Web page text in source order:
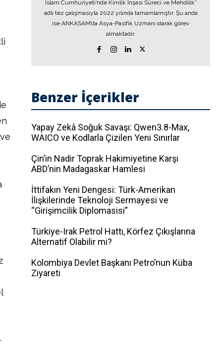
İslam Cumhuriyeti’nde Kimlik İnşası Süreci ve Mehdilik”
adlı tez çalışmasıyla 2022 yılında tamamlamıştır. Şu anda
ise ANKASAM’da Asya-Pasifik Uzmanı olarak görev
almaktadır.
Benzer İçerikler
Yapay Zekâ Soğuk Savaşı: Qwen3.8-Max,
WAICO ve Kodlarla Çizilen Yeni Sınırlar
Çin’in Nadir Toprak Hakimiyetine Karşı
ABD’nin Madagaskar Hamlesi
İttifakın Yeni Dengesi: Türk-Amerikan
İlişkilerinde Teknoloji Sermayesi ve
“Girişimcilik Diplomasisi”
Türkiye-Irak Petrol Hattı, Körfez Çıkışlarına
Alternatif Olabilir mi?
Kolombiya Devlet Başkanı Petro’nun Küba
Ziyareti